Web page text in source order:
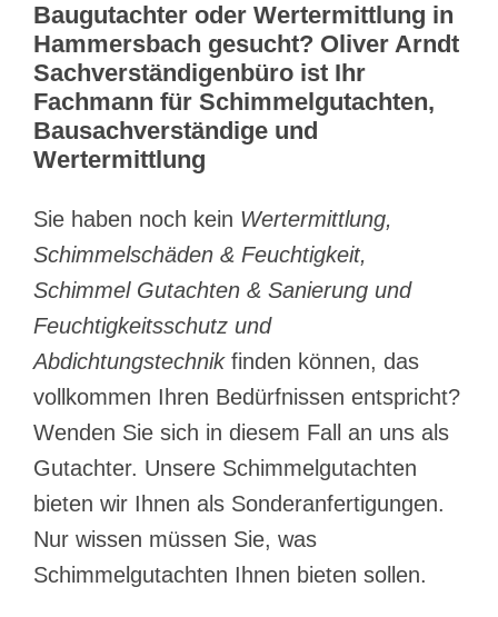
Baugutachter oder Wertermittlung in
Hammersbach gesucht? Oliver Arndt
Sachverständigenbüro ist Ihr
Fachmann für Schimmelgutachten,
Bausachverständige und
Wertermittlung
Sie haben noch kein Wertermittlung,
Schimmelschäden & Feuchtigkeit,
Schimmel Gutachten & Sanierung und
Feuchtigkeitsschutz und
Abdichtungstechnikfinden können, das
vollkommen Ihren Bedürfnissen entspricht?
Wenden Sie sich in diesem Fall an uns als
Gutachter. Unsere Schimmelgutachten
bieten wir Ihnen als Sonderanfertigungen.
Nur wissen müssen Sie, was
Schimmelgutachten Ihnen bieten sollen.